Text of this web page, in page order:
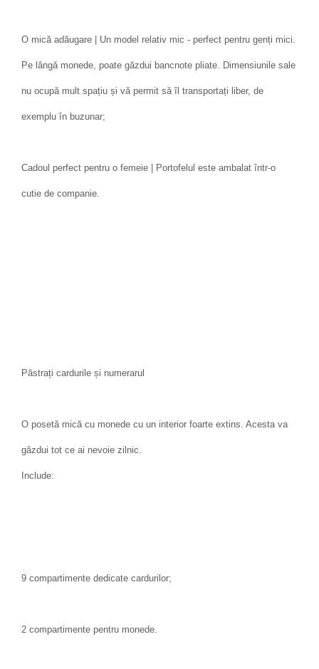
O mică adăugare | Un model relativ mic - perfect pentru genți mici.
Pe lângă monede, poate găzdui bancnote pliate. Dimensiunile sale
nu ocupă mult spațiu și vă permit să îl transportați liber, de
exemplu în buzunar;
Cadoul perfect pentru o femeie | Portofelul este ambalat într-o
cutie de companie.
Păstrați cardurile și numerarul
O posetă mică cu monede cu un interior foarte extins. Acesta va
găzdui tot ce ai nevoie zilnic.
Include:
9 compartimente dedicate cardurilor;
2 compartimente pentru monede.